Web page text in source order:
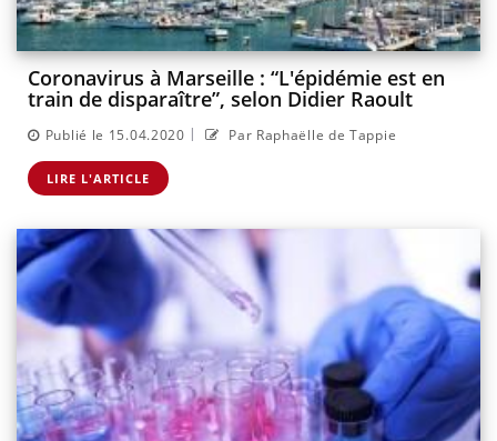
Coronavirus à Marseille : “L'épidémie est en
train de disparaître”, selon Didier Raoult
Publié le 15.04.2020 | Par Raphaëlle de Tappie
LIRE L'ARTICLE